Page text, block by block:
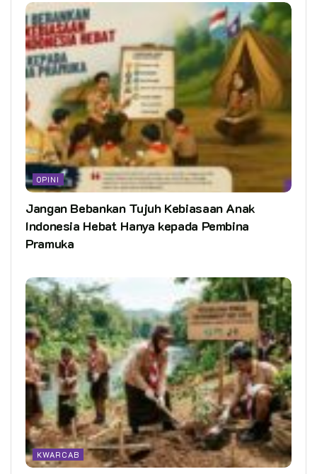
OPINI
Jangan Bebankan Tujuh Kebiasaan Anak
Indonesia Hebat Hanya kepada Pembina
Pramuka
KWARCAB